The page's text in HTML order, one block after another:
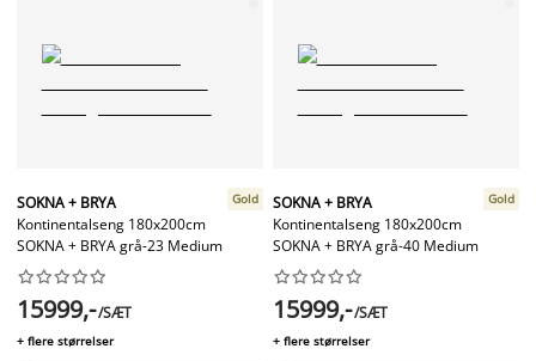
SOKNA + BRYA
Kontinentalseng 180x200cm
SOKNA + BRYA grå-23 Medium
Gold






15999,-/SÆT
+ flere størrelser
SOKNA + BRYA
Kontinentalseng 180x200cm
SOKNA + BRYA grå-40 Medium
Gold






15999,-/SÆT
+ flere størrelser